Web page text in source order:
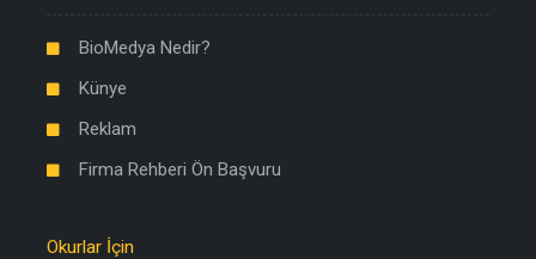
BioMedya Nedir?
Künye
Reklam
Firma Rehberi Ön Başvuru
Okurlar İçin